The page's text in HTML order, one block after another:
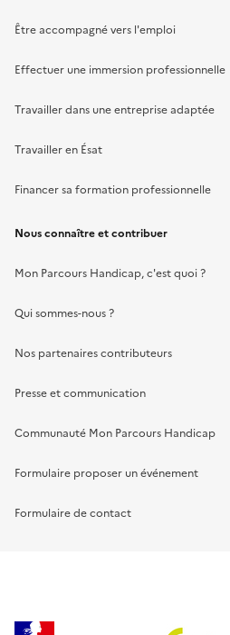
Être accompagné vers l'emploi
Effectuer une immersion professionnelle
Travailler dans une entreprise adaptée
Travailler en Ésat
Financer sa formation professionnelle
Nous connaître et contribuer
Mon Parcours Handicap, c'est quoi ?
Qui sommes-nous ?
Nos partenaires contributeurs
Presse et communication
Communauté Mon Parcours Handicap
Formulaire proposer un événement
Formulaire de contact